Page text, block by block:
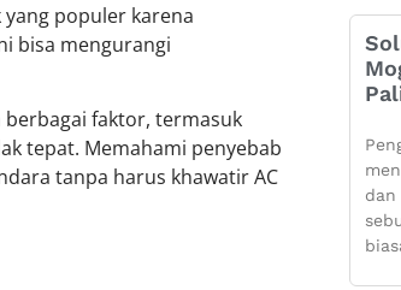
populer karena
bisa mengurangi
faktor, termasuk
tepat. Memahami penyebab
tanpa harus khawatir AC